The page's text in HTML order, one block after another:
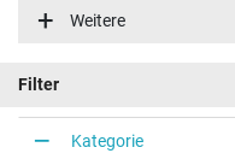
Weitere
Filter
Kategorie